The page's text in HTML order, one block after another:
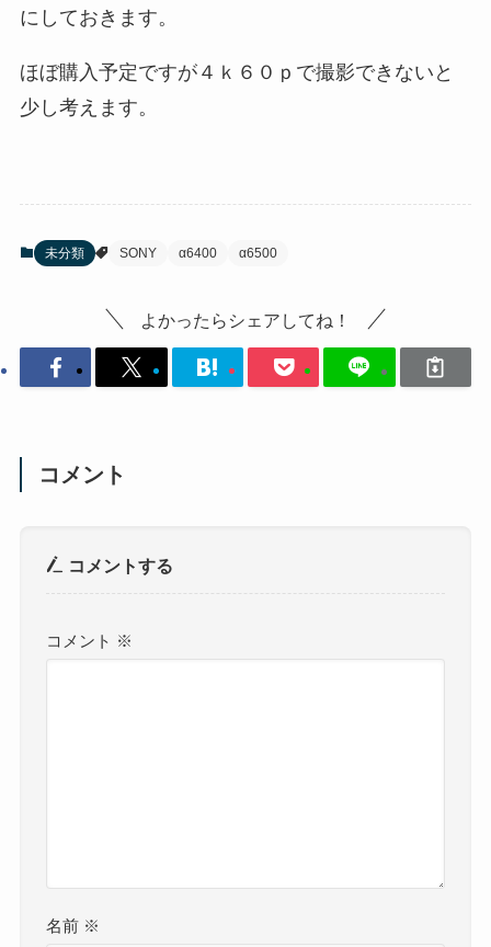
にしておきます。
ほぼ購入予定ですが４ｋ６０ｐで撮影できないと
少し考えます。
未分類 SONY α6400 α6500
よかったらシェアしてね！
コメント
コメントする
コメント ※
名前 ※